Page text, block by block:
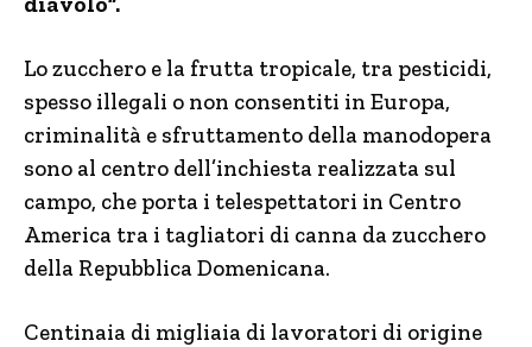
Lo zucchero e la frutta tropicale, tra pesticidi,
spesso illegali o non consentiti in Europa,
criminalità e sfruttamento della manodopera
sono al centro dell’inchiesta realizzata sul
campo, che porta i telespettatori in Centro
America tra i tagliatori di canna da zucchero
della Repubblica Domenicana.
Centinaia di migliaia di lavoratori di origine